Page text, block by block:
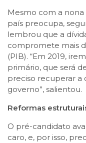
Mesmo com a
país preocupa,
lembrou que a
compromete mais
(PIB). “Em 2019,
primário, que será
preciso recuperar a
governo”, salientou.
Reformas
O pré-candidato
caro, e, por isso,